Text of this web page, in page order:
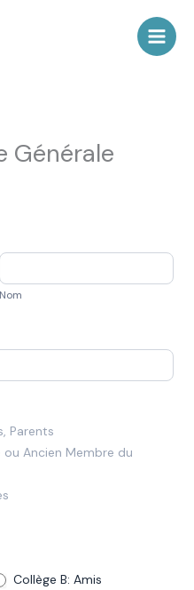
Générale
Nom
Nom
Parents
ou Ancien Membre du
Collège B: Amis